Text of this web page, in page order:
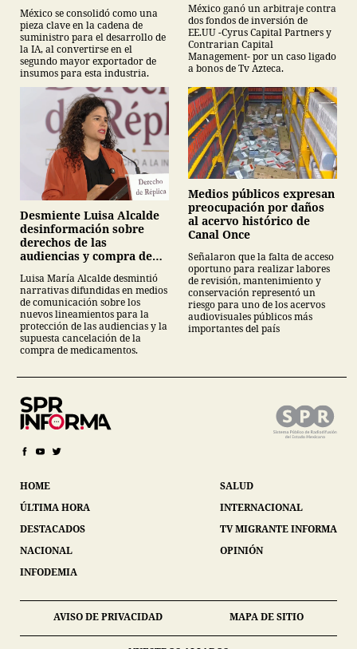
México se consolidó como una
pieza clave en la cadena de
suministro para el desarrollo de
la IA, al convertirse en el
segundo mayor exportador de
insumos para esta industria.
México ganó un arbitraje contra
dos fondos de inversión de
EE.UU -Cyrus Capital Partners y
Contrarian Capital
Management- por un caso ligado
a bonos de Tv Azteca.
Desmiente Luisa Alcalde
desinformación sobre
derechos de las
audiencias y compra de
Luisa María Alcalde desmintió
narrativas difundidas en medios
de comunicación sobre los
nuevos lineamientos para la
protección de las audiencias y la
supuesta cancelación de la
compra de medicamentos.
Medios públicos expresan
preocupación por daños
al acervo histórico de
Canal Once
Señalaron que la falta de acceso
oportuno para realizar labores
de revisión, mantenimiento y
conservación representó un
riesgo para uno de los acervos
audiovisuales públicos más
importantes del país
HOME
ÚLTIMA HORA
DESTACADOS
NACIONAL
INFODEMIA
SALUD
INTERNACIONAL
TV MIGRANTE INFORMA
OPINIÓN
AVISO DE PRIVACIDAD MAPA DE SITIO